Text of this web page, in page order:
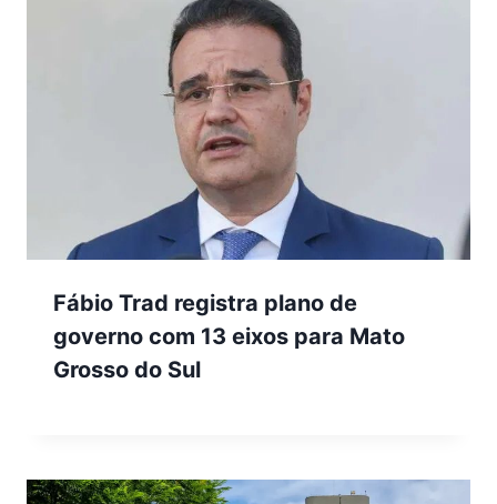
Fábio Trad registra plano de
governo com 13 eixos para Mato
Grosso do Sul